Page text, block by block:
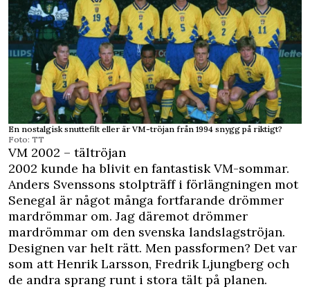
En nostalgisk snuttefilt eller är VM-tröjan från 1994 snygg på riktigt?
Foto: TT
VM 2002 – tältröjan
2002 kunde ha blivit en fantastisk VM-sommar.
Anders Svenssons stolpträff i förlängningen mot
Senegal är något många fortfarande drömmer
mardrömmar om. Jag däremot drömmer
mardrömmar om den svenska landslagströjan.
Designen var helt rätt. Men passformen? Det var
som att Henrik Larsson, Fredrik Ljungberg och
de andra sprang runt i stora tält på planen.